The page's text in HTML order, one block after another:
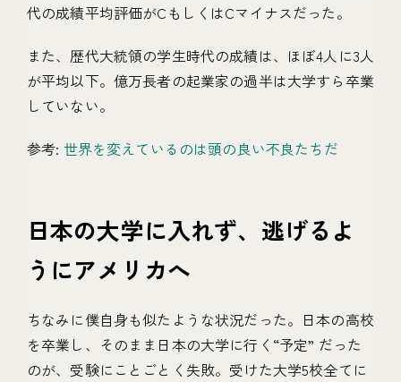
代の成績平均評価がCもしくはCマイナスだった。
また、歴代大統領の学生時代の成績は、ほぼ4人に3人
が平均以下。億万長者の起業家の過半は大学すら卒業
していない。
参考: 世界を変えているのは頭の良い不良たちだ
日本の大学に入れず、逃げるよ
うにアメリカへ
ちなみに僕自身も似たような状況だった。日本の高校
を卒業し、そのまま日本の大学に行く“予定” だった
のが、受験にことごとく失敗。受けた大学5校全てに